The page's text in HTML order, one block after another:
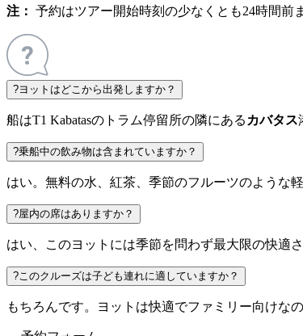
注： 予約はツアー開始時刻の少なくとも24時間前
?ヨットはどこから出発しますか？
船はT1 Kabatasのトラム停留所の隣にある カバタス
?乗船中の飲み物は含まれていますか？
はい。無料の水、紅茶、季節のフルーツのような
?屋内の席はありますか？
はい、このヨットには季節を問わず最大限の快適
?このクルーズは子ども連れに適していますか？
もちろんです。ヨットは快適でファミリー向けな